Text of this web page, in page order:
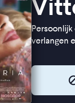
verlangen